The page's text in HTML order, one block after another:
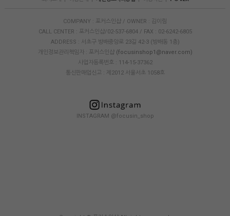
COMPANY : 포커스인샵 / OWNER : 김이림
CALL CENTER : 포커스인샵/02-537-6804 / FAX : 02-6242-6805
ADDRESS : 서초구 방배중앙로 23길 42-3 (방배동 1층)
개인정보관리책임자 : 포커스인샵 (focusinshop1@naver.com)
사업자등록번호 : 114-15-37362
통신판매업신고 : 제2012 서울서초 1058호
INSTAGRAM @focusin_shop